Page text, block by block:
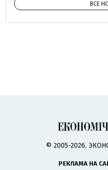
ВСЕ
© 2005-2026,
РЕКЛАМА НА